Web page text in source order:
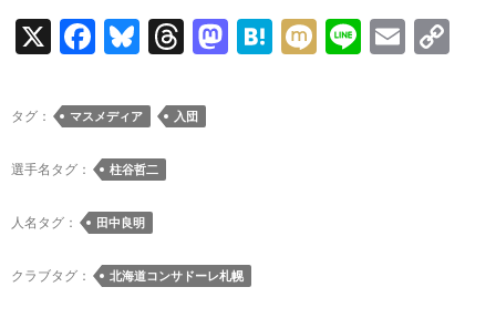
X
F
e
o
o
Bl
es
y
T
e
M H
M Li
E
タグ： マスメディア 入団
選手名タグ： 柱谷哲二
人名タグ： 田中良明
クラブタグ： 北海道コンサドーレ札幌